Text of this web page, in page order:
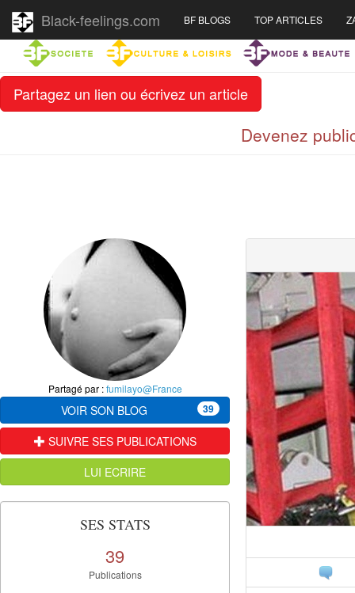
Partagez un lien ou écrivez un article
Black-feelings.com BF BLOGS TOP ARTICLES
Devenez
Partagé par :fumilayo@France
VOIR SON BLOG 39
SUIVRE SES PUBLICATIONS
LUI ECRIRE
SES STATS
39
Publications